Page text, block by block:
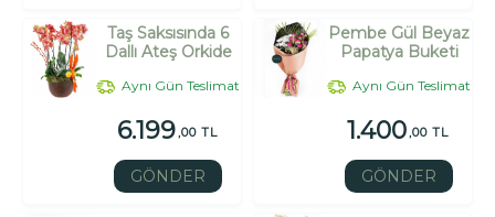
Taş Saksısında 6
Dallı Ateş Orkide
Aynı Gün Teslimat
6.199,00 TL
GÖNDER
Pembe Gül Beyaz
Papatya Buketi
Aynı Gün Teslimat
1.400,00 TL
GÖNDER